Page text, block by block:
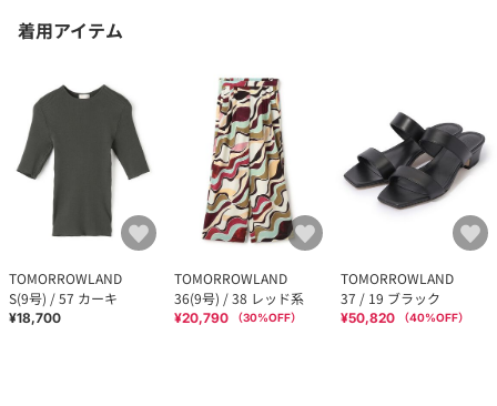
着用アイテム
TOMORROWLAND
S(9号) / 57 カーキ
¥18,700
TOMORROWLAND
36(9号) / 38 レッド系
¥20,790 （30%OFF）
TOMORROWLAND
37 / 19 ブラック
¥50,820 （40%OFF）